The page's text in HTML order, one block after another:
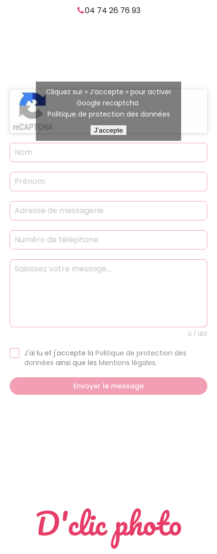
04 74 26 76 93
Cliquez sur « J’accepte » pour activer
Google recaptcha
Politique de protection des données
J’accepte
0 / 180
J'ai lu et j'accepte la Politique de protection des
données ainsi que les Mentions légales.
Envoyer le message
D'clic photo